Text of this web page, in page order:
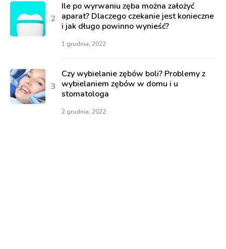
Ile po wyrwaniu zęba można założyć
aparat? Dlaczego czekanie jest konieczne
i jak długo powinno wynieść?
1 grudnia, 2022
Czy wybielanie zębów boli? Problemy z
wybielaniem zębów w domu i u
stomatologa
2 grudnia, 2022